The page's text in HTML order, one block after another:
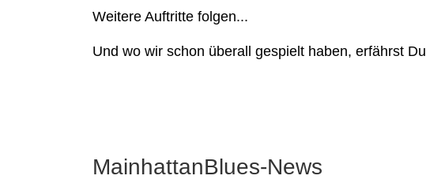
Weitere Auftritte folgen...
Und wo wir schon überall gespielt haben, erfährst Du
MainhattanBlues-News